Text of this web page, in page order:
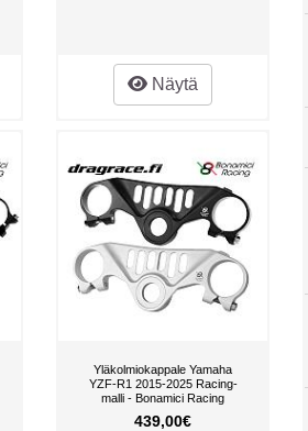
Näytä
Yläkolmiokappale Yamaha
YZF-R1 2015-2025 Racing-
malli - Bonamici Racing
439,00€